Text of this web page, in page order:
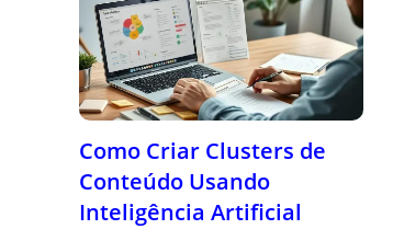
Como Criar Clusters de
Conteúdo Usando
Inteligência Artificial